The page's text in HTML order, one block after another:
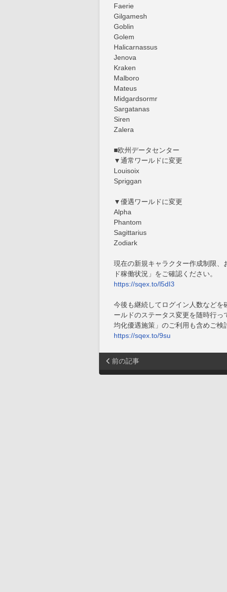
Faerie
Gilgamesh
Goblin
Golem
Halicarnassus
Jenova
Kraken
Malboro
Mateus
Midgardsormr
Sargatanas
Siren
Zalera
■欧州データセンター
▼通常ワールドに変更
Louisoix
Spriggan
▼優遇ワールドに変更
Alpha
Phantom
Sagittarius
Zodiark
現在の新規キャラクター作成制限
ド稼働状況」をご確認ください。
https://sqex.to/l5dI3
今後も継続してログイン人数などを
ールドのステータス変更を随時行
均化優遇施策」のご利用も含めご検
https://sqex.to/9su
前の記事